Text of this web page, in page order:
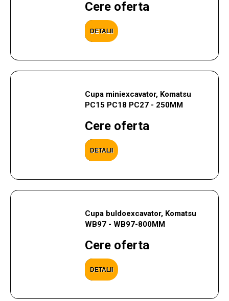
Cere oferta
DETALII
Cupa miniexcavator, Komatsu
PC15 PC18 PC27 - 250MM
Cere oferta
DETALII
Cupa buldoexcavator, Komatsu
WB97 - WB97-800MM
Cere oferta
DETALII